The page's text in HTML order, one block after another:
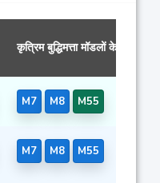
कृत्रिम बुद्धिमत्ता मॉडलों के सिग्नल
M7 M8 M55
M7 M8 M55